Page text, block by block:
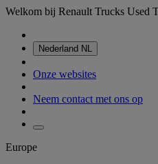
Welkom bij Renault Trucks Used
Nederland NL
Onze websites
Neem contact met ons op
Europe